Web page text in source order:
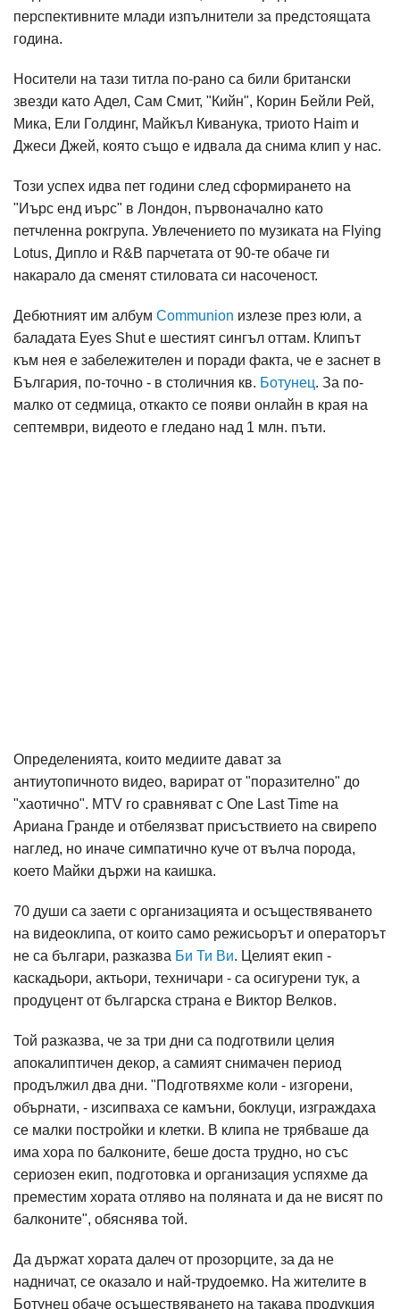
перспективните млади изпълнители за предстоящата
година.
Носители на тази титла по-рано са били британски
звезди като Адел, Сам Смит, "Кийн", Корин Бейли Рей,
Мика, Ели Голдинг, Майкъл Киванука, триото Haim и
Джеси Джей, която също е идвала да снима клип у нас.
Този успех идва пет години след сформирането на
"Иърс енд иърс" в Лондон, първоначално като
петчленна рокгрупа. Увлечението по музиката на Flying
Lotus, Дипло и R&B парчетата от 90-те обаче ги
накарало да сменят стиловата си насоченост.
Дебютният им албум Communion излезе през юли, а
баладата Eyes Shut е шестият сингъл оттам. Клипът
към нея е забележителен и поради факта, че е заснет в
България, по-точно - в столичния кв. Ботунец. За по-
малко от седмица, откакто се появи онлайн в края на
септември, видеото е гледано над 1 млн. пъти.
Определенията, които медиите дават за
антиутопичното видео, варират от "поразително" до
"хаотично". MTV го сравняват с One Last Time на
Ариана Гранде и отбелязват присъствието на свирепо
наглед, но иначе симпатично куче от вълча порода,
което Майки държи на каишка.
70 души са заети с организацията и осъществяването
на видеоклипа, от които само режисьорът и операторът
не са българи, разказва Би Ти Ви. Целият екип -
каскадьори, актьори, техничари - са осигурени тук, а
продуцент от българска страна е Виктор Велков.
Той разказва, че за три дни са подготвили целия
апокалиптичен декор, а самият снимачен период
продължил два дни. "Подготвяхме коли - изгорени,
обърнати, - изсипваха се камъни, боклуци, изграждаха
се малки постройки и клетки. В клипа не трябваше да
има хора по балконите, беше доста трудно, но със
сериозен екип, подготовка и организация успяхме да
преместим хората отляво на поляната и да не висят по
балконите", обяснява той.
Да държат хората далеч от прозорците, за да не
надничат, се оказало и най-трудоемко. На жителите в
Ботунец обаче осъществяването на такава продукция